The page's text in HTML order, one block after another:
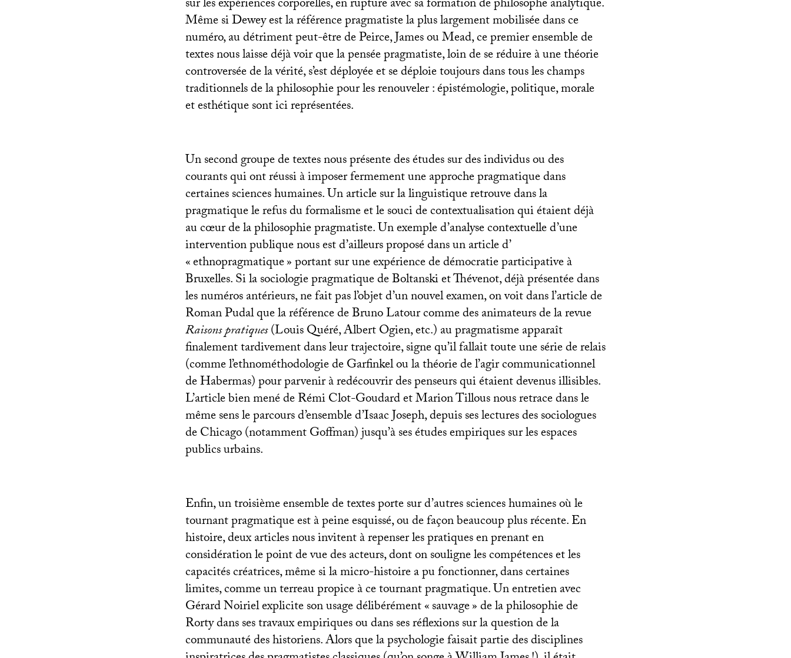
sur les expériences corporelles, en rupture avec sa formation de philosophe analytique.
Même si Dewey est la référence pragmatiste la plus largement mobilisée dans ce
numéro, au détriment peut-être de Peirce, James ou Mead, ce premier ensemble de
textes nous laisse déjà voir que la pensée pragmatiste, loin de se réduire à une théorie
controversée de la vérité, s’est déployée et se déploie toujours dans tous les champs
traditionnels de la philosophie pour les renouveler : épistémologie, politique, morale
et esthétique sont ici représentées.
Un second groupe de textes nous présente des études sur des individus ou des
courants qui ont réussi à imposer fermement une approche pragmatique dans
certaines sciences humaines. Un article sur la linguistique retrouve dans la
pragmatique le refus du formalisme et le souci de contextualisation qui étaient déjà
au cœur de la philosophie pragmatiste. Un exemple d’analyse contextuelle d’une
intervention publique nous est d’ailleurs proposé dans un article d’
«ethnopragmatique» portant sur une expérience de démocratie participative à
Bruxelles. Si la sociologie pragmatique de Boltanski et Thévenot, déjà présentée dans
les numéros antérieurs, ne fait pas l’objet d’un nouvel examen, on voit dans l’article de
Roman Pudal que la référence de Bruno Latour comme des animateurs de la revue
Raisons pratiques(Louis Quéré, Albert Ogien, etc.) au pragmatisme apparaît
finalement tardivement dans leur trajectoire, signe qu’il fallait toute une série de relais
(comme l’ethnométhodologie de Garfinkel ou la théorie de l’agir communicationnel
de Habermas) pour parvenir à redécouvrir des penseurs qui étaient devenus illisibles.
L’article bien mené de Rémi Clot-Goudard et Marion Tillous nous retrace dans le
même sens le parcours d’ensemble d’Isaac Joseph, depuis ses lectures des sociologues
de Chicago (notamment Goffman) jusqu’à ses études empiriques sur les espaces
publics urbains.
Enfin, un troisième ensemble de textes porte sur d’autres sciences humaines où le
tournant pragmatique est à peine esquissé, ou de façon beaucoup plus récente. En
histoire, deux articles nous invitent à repenser les pratiques en prenant en
considération le point de vue des acteurs, dont on souligne les compétences et les
capacités créatrices, même si la micro-histoire a pu fonctionner, dans certaines
limites, comme un terreau propice à ce tournant pragmatique. Un entretien avec
Gérard Noiriel explicite son usage délibérément «sauvage» de la philosophie de
Rorty dans ses travaux empiriques ou dans ses réflexions sur la question de la
communauté des historiens. Alors que la psychologie faisait partie des disciplines